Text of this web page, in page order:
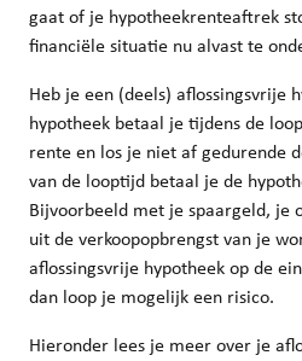
gaat of je hypotheekrenteaftrek
financiële situatie nu alvast te
Heb je een (deels) aflossingsvrije
hypotheek betaal je tijdens de
rente en los je niet af gedurende
van de looptijd betaal je de
Bijvoorbeeld met je spaargeld, je
uit de verkoopopbrengst van je
aflossingsvrije hypotheek op de
dan loop je mogelijk een risico.
Hieronder lees je meer over je